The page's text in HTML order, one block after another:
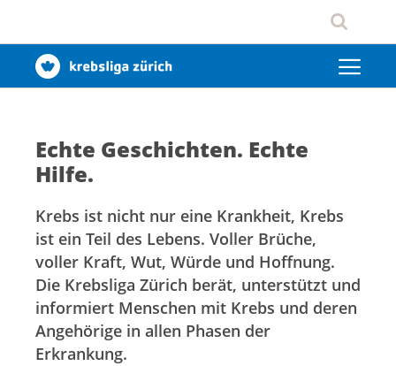
Echte Geschichten. Echte
Hilfe.
Krebs ist nicht nur eine Krankheit, Krebs
ist ein Teil des Lebens. Voller Brüche,
voller Kraft, Wut, Würde und Hoffnung.
Die Krebsliga Zürich berät, unterstützt und
informiert Menschen mit Krebs und deren
Angehörige in allen Phasen der
Erkrankung.